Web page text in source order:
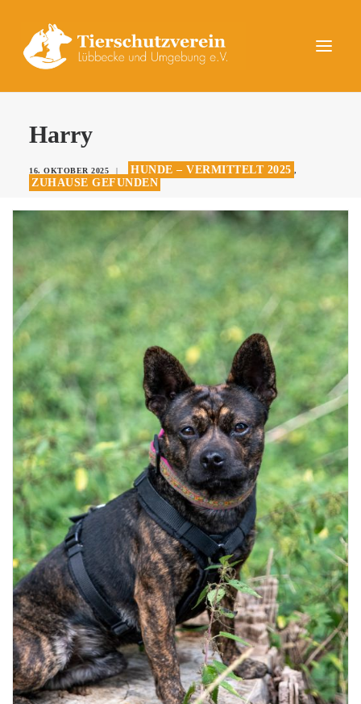
UNSERE TIERE
DAS TIERHEIM
SPENDEN
Harry
16. OKTOBER 2025 | HUNDE – VERMITTELT 2025 ,
ZUHAUSE GEFUNDEN